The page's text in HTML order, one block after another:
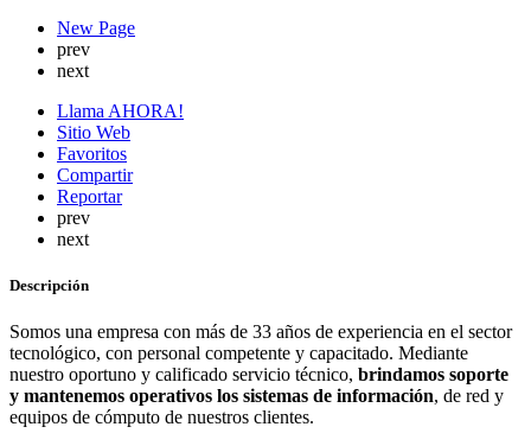
New Page
prev
next
Llama AHORA!
Sitio Web
Favoritos
Compartir
Reportar
prev
next
Descripción
Somos una empresa con más de 33 años de experiencia en el sector
tecnológico, con personal competente y capacitado. Mediante
nuestro oportuno y calificado servicio técnico, brindamos soporte
y mantenemos operativos los sistemas de información, de red y
equipos de cómputo de nuestros clientes.